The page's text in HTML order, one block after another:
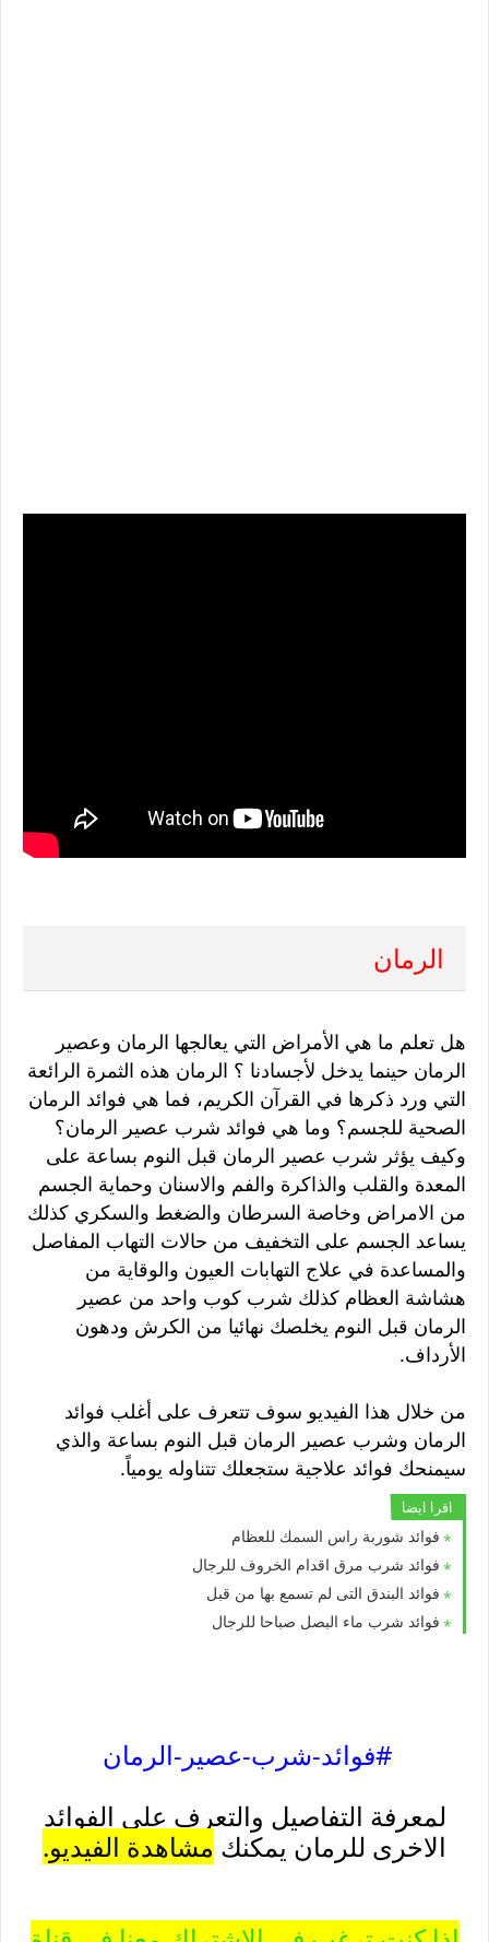
الرمان
هل تعلم ما هي الأمراض التي يعالجها الرمان وعصير
الرمان حينما يدخل لأجسادنا ؟ الرمان هذه الثمرة الرائعة
التي ورد ذكرها في القرآن الكريم، فما هي فوائد الرمان
الصحية للجسم؟ وما هي فوائد شرب عصير الرمان؟
وكيف يؤثر شرب عصير الرمان قبل النوم بساعة على
المعدة والقلب والذاكرة والفم والاسنان وحماية الجسم
من الامراض وخاصة السرطان والضغط والسكري كذلك
يساعد الجسم على التخفيف من حالات التهاب المفاصل
والمساعدة في علاج التهابات العيون والوقاية من
هشاشة العظام كذلك شرب كوب واحد من عصير
الرمان قبل النوم يخلصك نهائيا من الكرش ودهون
الأرداف.
من خلال هذا الفيديو سوف تتعرف على أغلب فوائد
الرمان وشرب عصير الرمان قبل النوم بساعة والذي
سيمنحك فوائد علاجية ستجعلك تتناوله يومياً.
اقرا ايضا
فوائد شوربة راس السمك للعظام
فوائد شرب مرق اقدام الخروف للرجال
فوائد البندق التى لم تسمع بها من قبل
فوائد شرب ماء البصل صباحا للرجال
#فوائد-شرب-عصير-الرمان
لمعرفة التفاصيل والتعرف على الفوائد
الاخرى للرمان يمكنك مشاهدة الفيديو.